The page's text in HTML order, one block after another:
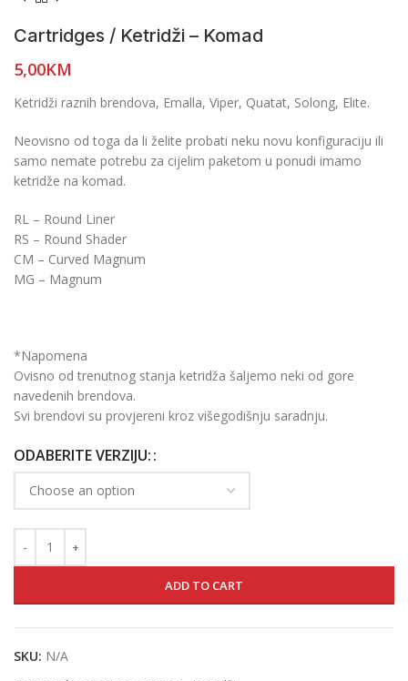
Cartridges / Ketridži – Komad
5,00KM
Ketridži raznih brendova, Emalla, Viper, Quatat, Solong, Elite.
Neovisno od toga da li želite probati neku novu konfiguraciju ili
samo nemate potrebu za cijelim paketom u ponudi imamo
ketridže na komad.
RL – Round Liner
RS – Round Shader
CM – Curved Magnum
MG – Magnum
*Napomena
Ovisno od trenutnog stanja ketridža šaljemo neki od gore
navedenih brendova.
Svi brendovi su provjereni kroz višegodišnju saradnju.
ODABERITE VERZIJU:
ADD TO CART
SKU: N/A